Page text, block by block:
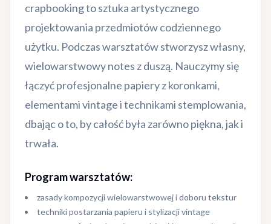
crapbooking to sztuka artystycznego
projektowania przedmiotów codziennego
użytku. Podczas warsztatów stworzysz własny,
wielowarstwowy notes z duszą. Nauczymy się
łączyć profesjonalne papiery z koronkami,
elementami vintage i technikami stemplowania,
dbając o to, by całość była zarówno piękna, jak i
trwała.
Program warsztatów:
zasady kompozycji wielowarstwowej i doboru tekstur
techniki postarzania papieru i stylizacji vintage